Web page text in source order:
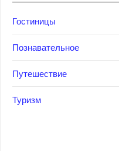
Гостиницы
Познавательное
Путешествие
Туризм